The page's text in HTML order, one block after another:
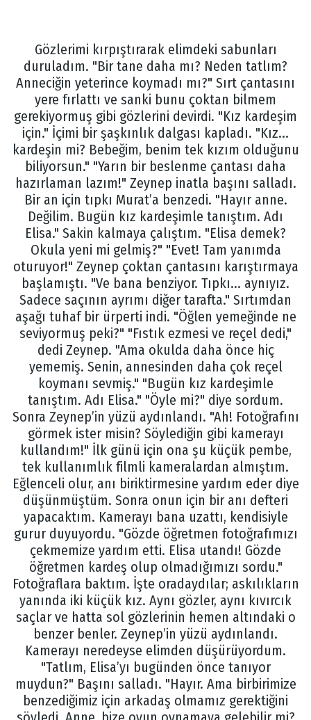
Gözlerimi kırpıştırarak elimdeki sabunları
duruladım. "Bir tane daha mı? Neden tatlım?
Anneciğin yeterince koymadı mı?" Sırt çantasını
yere fırlattı ve sanki bunu çoktan bilmem
gerekiyormuş gibi gözlerini devirdi. "Kız kardeşim
için." İçimi bir şaşkınlık dalgası kapladı. "Kız...
kardeşin mi? Bebeğim, benim tek kızım olduğunu
biliyorsun." "Yarın bir beslenme çantası daha
hazırlaman lazım!" Zeynep inatla başını salladı.
Bir an için tıpkı Murat’a benzedi. "Hayır anne.
Değilim. Bugün kız kardeşimle tanıştım. Adı
Elisa." Sakin kalmaya çalıştım. "Elisa demek?
Okula yeni mi gelmiş?" "Evet! Tam yanımda
oturuyor!" Zeynep çoktan çantasını karıştırmaya
başlamıştı. "Ve bana benziyor. Tıpkı... aynıyız.
Sadece saçının ayrımı diğer tarafta." Sırtımdan
aşağı tuhaf bir ürperti indi. "Öğlen yemeğinde ne
seviyormuş peki?" "Fıstık ezmesi ve reçel dedi,"
dedi Zeynep. "Ama okulda daha önce hiç
yememiş. Senin, annesinden daha çok reçel
koymanı sevmiş." "Bugün kız kardeşimle
tanıştım. Adı Elisa." "Öyle mi?" diye sordum.
Sonra Zeynep’in yüzü aydınlandı. "Ah! Fotoğrafını
görmek ister misin? Söylediğin gibi kamerayı
kullandım!" İlk günü için ona şu küçük pembe,
tek kullanımlık filmli kameralardan almıştım.
Eğlenceli olur, anı biriktirmesine yardım eder diye
düşünmüştüm. Sonra onun için bir anı defteri
yapacaktım. Kamerayı bana uzattı, kendisiyle
gurur duyuyordu. "Gözde öğretmen fotoğrafımızı
çekmemize yardım etti. Elisa utandı! Gözde
öğretmen kardeş olup olmadığımızı sordu."
Fotoğraflara baktım. İşte oradaydılar; askılıkların
yanında iki küçük kız. Aynı gözler, aynı kıvırcık
saçlar ve hatta sol gözlerinin hemen altındaki o
benzer benler. Zeynep’in yüzü aydınlandı.
Kamerayı neredeyse elimden düşürüyordum.
"Tatlım, Elisa’yı bugünden önce tanıyor
muydun?" Başını salladı. "Hayır. Ama birbirimize
benzediğimiz için arkadaş olmamız gerektiğini